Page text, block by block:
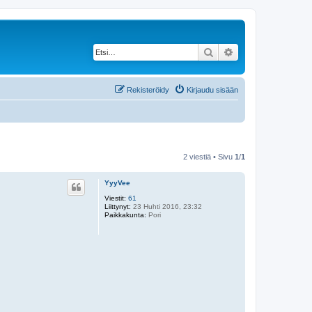
Etsi
Kirjaudu sisään
Rekisteröidy
2 viestiä • Sivu 1/1
YyyVee
Viestit: 61
Liittynyt: 23 Huhti 2016, 23:32
Paikkakunta: Pori